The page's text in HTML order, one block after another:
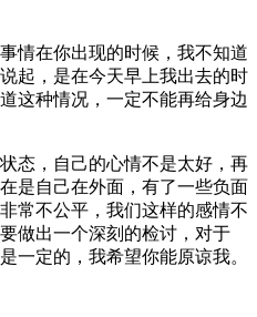
情在你出现的时候，我不知道
起，是在今天早上我出去的时
这种情况，一定不能再给身边
态，自己的心情不是太好，再
是自己在外面，有了一些负面
常不公平，我们这样的感情不
做出一个深刻的检讨，对于
一定的，我希望你能原谅我。